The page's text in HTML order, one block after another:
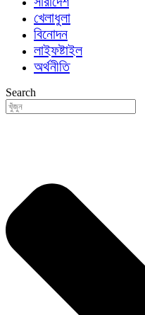
খেলাধুলা
বিনোদন
লাইফষ্টাইল
অর্থনীতি
Search